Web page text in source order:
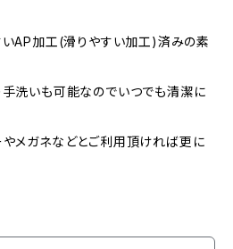
AP加工(滑りやすい加工)済みの素
洗いも可能なのでいつでも清潔に
メガネなどとご利用頂ければ更に